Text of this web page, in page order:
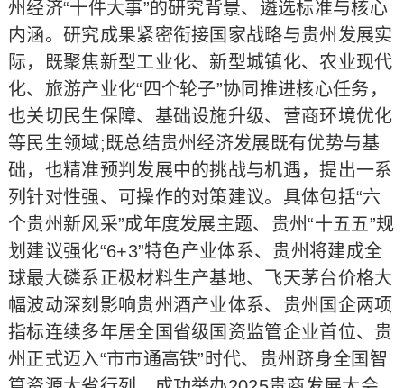
州经济“十件大事”的研究背景、遴选标准与核心
内涵。研究成果紧密衔接国家战略与贵州发展实
际，既聚焦新型工业化、新型城镇化、农业现代
化、旅游产业化“四个轮子”协同推进核心任务，
也关切民生保障、基础设施升级、营商环境优化
等民生领域;既总结贵州经济发展既有优势与基
础，也精准预判发展中的挑战与机遇，提出一系
列针对性强、可操作的对策建议。具体包括“六
个贵州新风采”成年度发展主题、贵州“十五五”规
划建议强化“6+3”特色产业体系、贵州将建成全
球最大磷系正极材料生产基地、飞天茅台价格大
幅波动深刻影响贵州酒产业体系、贵州国企两项
指标连续多年居全国省级国资监管企业首位、贵
州正式迈入“市市通高铁”时代、贵州跻身全国智